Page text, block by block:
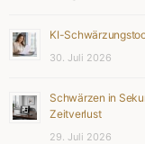
KI-
30. Juli 2026
Schwärzen in
Zeitverlust
29. Juli 2026